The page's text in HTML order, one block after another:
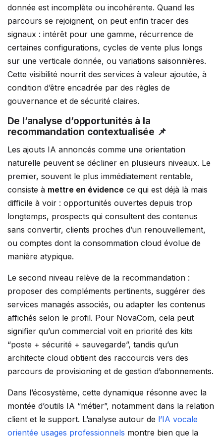
donnée est incomplète ou incohérente. Quand les
parcours se rejoignent, on peut enfin tracer des
signaux : intérêt pour une gamme, récurrence de
certaines configurations, cycles de vente plus longs
sur une verticale donnée, ou variations saisonnières.
Cette visibilité nourrit des services à valeur ajoutée, à
condition d’être encadrée par des règles de
gouvernance et de sécurité claires.
De l’analyse d’opportunités à la
recommandation contextualisée 📌
Les ajouts IA annoncés comme une orientation
naturelle peuvent se décliner en plusieurs niveaux. Le
premier, souvent le plus immédiatement rentable,
consiste à mettre en évidence ce qui est déjà là mais
difficile à voir : opportunités ouvertes depuis trop
longtemps, prospects qui consultent des contenus
sans convertir, clients proches d’un renouvellement,
ou comptes dont la consommation cloud évolue de
manière atypique.
Le second niveau relève de la recommandation :
proposer des compléments pertinents, suggérer des
services managés associés, ou adapter les contenus
affichés selon le profil. Pour NovaCom, cela peut
signifier qu’un commercial voit en priorité des kits
“poste + sécurité + sauvegarde”, tandis qu’un
architecte cloud obtient des raccourcis vers des
parcours de provisioning et de gestion d’abonnements.
Dans l’écosystème, cette dynamique résonne avec la
montée d’outils IA “métier”, notamment dans la relation
client et le support. L’analyse autour de l’IA vocale
orientée usages professionnels montre bien que la